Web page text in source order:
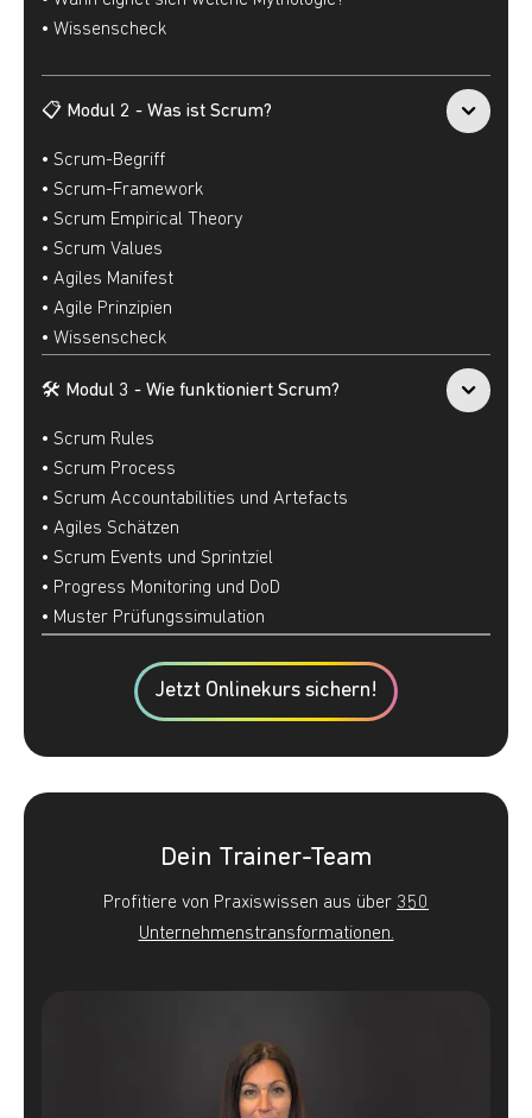
• Wissenscheck
📋 Modul 2 - Was ist Scrum?
• Scrum-Begriff
• Scrum-Framework
• Scrum Empirical Theory
• Scrum Values
• Agiles Manifest
• Agile Prinzipien
• Wissenscheck
🛠️ Modul 3 - Wie funktioniert Scrum?
• Scrum Rules
• Scrum Process
• Scrum Accountabilities und Artefacts
• Agiles Schätzen
• Scrum Events und Sprintziel
• Progress Monitoring und DoD
• Muster Prüfungssimulation
Jetzt Onlinekurs sichern!
Dein Trainer-Team
Profitiere von Praxiswissen aus über 350
Unternehmenstransformationen.